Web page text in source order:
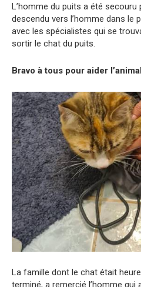
L’homme du puits a été
descendu vers l’homme dans le
avec les spécialistes qui se
sortir le chat du puits.
Bravo à tous pour aider
La famille dont le chat était
terminé, a remercié l’homme qui